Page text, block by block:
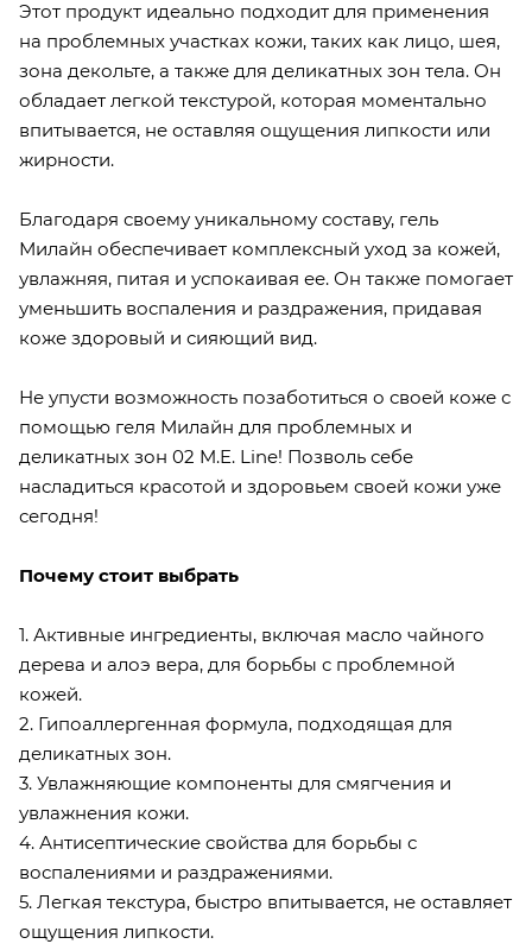
Этот продукт идеально подходит для применения
на проблемных участках кожи, таких как лицо, шея,
зона декольте, а также для деликатных зон тела. Он
обладает легкой текстурой, которая моментально
впитывается, не оставляя ощущения липкости или
жирности.
Благодаря своему уникальному составу, гель
Милайн обеспечивает комплексный уход за кожей,
увлажняя, питая и успокаивая ее. Он также помогает
уменьшить воспаления и раздражения, придавая
коже здоровый и сияющий вид.
Не упусти возможность позаботиться о своей коже с
помощью геля Милайн для проблемных и
деликатных зон 02 M.E. Line! Позволь себе
насладиться красотой и здоровьем своей кожи уже
сегодня!
Почему стоит выбрать
1. Активные ингредиенты, включая масло чайного
дерева и алоэ вера, для борьбы с проблемной
кожей.
2. Гипоаллергенная формула, подходящая для
деликатных зон.
3. Увлажняющие компоненты для смягчения и
увлажнения кожи.
4. Антисептические свойства для борьбы с
воспалениями и раздражениями.
5. Легкая текстура, быстро впитывается, не оставляет
ощущения липкости.